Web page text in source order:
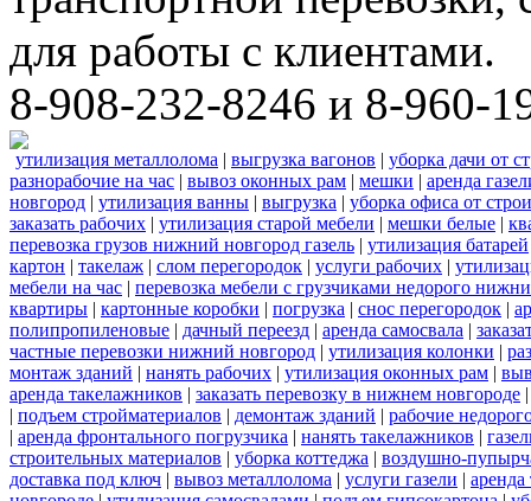
для работы с клиентами.
8-908-232-8246 и 8-960-
утилизация металлолома | выгрузка вагонов | уборка дачи от
разнорабочие на час | вывоз оконных рам | мешки | аренда
новгород | утилизация ванны | выгрузка | уборка офиса от
заказать рабочих | утилизация старой мебели | мешки белые |
перевозка грузов нижний новгород газель | утилизация батарей
картон | такелаж | слом перегородок | услуги рабочих |
мебели на час | перевозка мебели с грузчиками недорого
квартиры | картонные коробки | погрузка | снос перегородок |
полипропиленовые | дачный переезд | аренда самосвала |
частные перевозки нижний новгород | утилизация колонки |
монтаж зданий | нанять рабочих | утилизация оконных рам |
аренда такелажников | заказать перевозку в нижнем новгороде
| подъем стройматериалов | демонтаж зданий | рабочие
| аренда фронтального погрузчика | нанять такелажников |
строительных материалов | уборка коттеджа | воздушно-
доставка под ключ | вывоз металлолома | услуги газели | аренда